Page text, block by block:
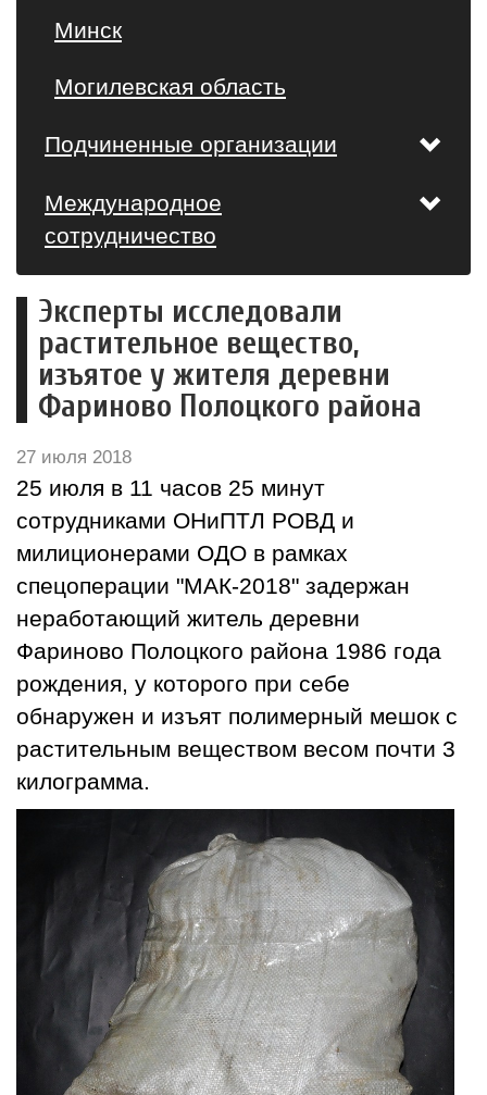
Минск
Могилевская область
Подчиненные организации
Международное
сотрудничество
Эксперты исследовали
растительное вещество,
изъятое у жителя деревни
Фариново Полоцкого района
27 июля 2018
25 июля в 11 часов 25 минут
сотрудниками ОНиПТЛ РОВД и
милиционерами ОДО в рамках
спецоперации "МАК-2018" задержан
неработающий житель деревни
Фариново Полоцкого района 1986 года
рождения, у которого при себе
обнаружен и изъят полимерный мешок с
растительным веществом весом почти 3
килограмма.